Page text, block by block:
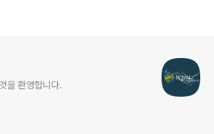
을 환영합니다.